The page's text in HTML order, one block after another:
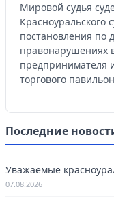
Мировой судья
Красноуральского
постановления по
правонарушениях
предпринимателя
торгового
Последние
Уважаемые
07.08.2026